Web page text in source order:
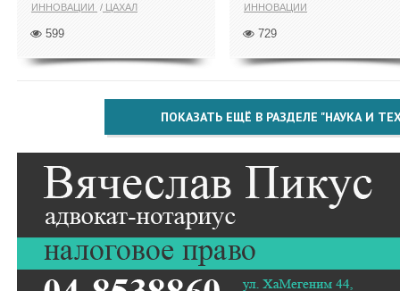
ИННОВАЦИИ ЦАХАЛ
599
ИННОВАЦИИ
729
ПОКАЗАТЬ ЕЩЁ В РАЗДЕЛЕ "НАУКА И